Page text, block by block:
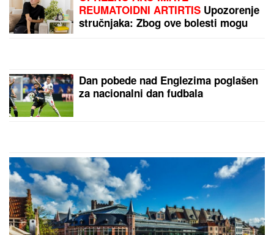
CECU NIKO NIJE PREPOZNAO NA
AERODROMULeti iz Malage za
Beograd: Kačket na glavi, atlet
majica i naočare (FOTO)